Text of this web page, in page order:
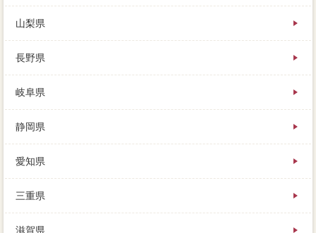
山梨県
長野県
岐阜県
静岡県
愛知県
三重県
滋賀県